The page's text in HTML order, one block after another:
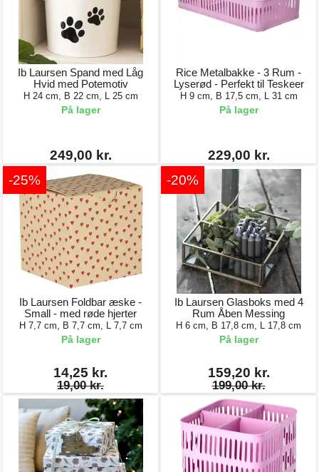
Ib Laursen Spand med Låg
Hvid med Potemotiv
H 24 cm, B 22 cm, L 25 cm
På lager
249,00 kr.
Rice Metalbakke - 3 Rum -
Lyserød - Perfekt til Teskeer
H 9 cm, B 17,5 cm, L 31 cm
På lager
229,00 kr.
-25%
Ib Laursen Foldbar æske -
Small - med røde hjerter
H 7,7 cm, B 7,7 cm, L 7,7 cm
På lager
14,25 kr.
19,00 kr.
-20%
Ib Laursen Glasboks med 4
Rum Åben Messing
H 6 cm, B 17,8 cm, L 17,8 cm
På lager
159,20 kr.
199,00 kr.